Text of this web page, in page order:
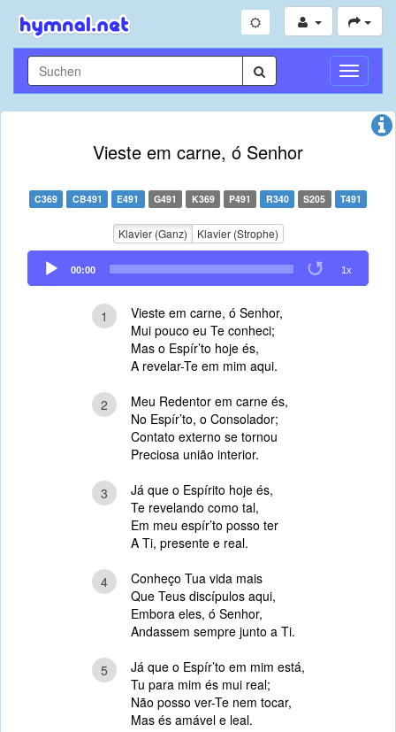
Vieste em carne, ó Senhor
C369 CB491 E491 G491 K369 P491 R340 S205 T491
Klavier (Ganz) Klavier (Strophe)
Audio
Player
00:00 1x
1
Vieste em carne, ó Senhor,
Mui pouco eu Te conheci;
Mas o Espír’to hoje és,
A revelar-Te em mim aqui.
2
Meu Redentor em carne és,
No Espír’to, o Consolador;
Contato externo se tornou
Preciosa união interior.
3
Já que o Espírito hoje és,
Te revelando como tal,
Em meu espír’to posso ter
A Ti, presente e real.
4
Conheço Tua vida mais
Que Teus discípulos aqui,
Embora eles, ó Senhor,
Andassem sempre junto a Ti.
5
Já que o Espír’to em mim está,
Tu para mim és mui real;
Não posso ver-Te nem tocar,
Mas és amável e leal.